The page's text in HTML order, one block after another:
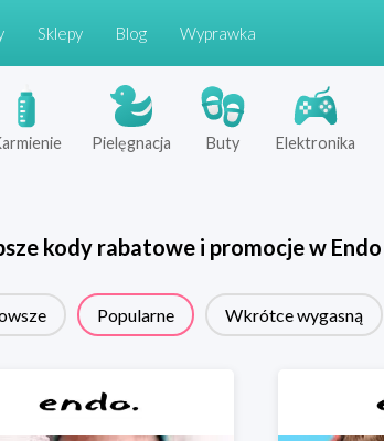
Sklepy Blog Wyprawka
Pielęgnacja Buty Elektronika
kody rabatowe i promocje w Endo
Popularne Wkrótce wygasną